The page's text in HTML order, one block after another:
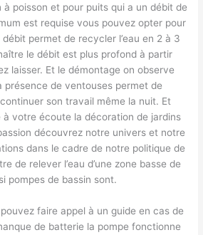
à poisson et pour puits qui a un débit de
est requise vous pouvez opter pour
permet de recycler l’eau en 2 à 3
le débit est plus profond à partir
laisser. Et le démontage on observe
présence de ventouses permet de
son travail même la nuit. Et
à votre écoute la décoration de jardins
découvrez notre univers et notre
dans le cadre de notre politique de
de relever l’eau d’une zone basse de
pompes de bassin sont.
faire appel à un guide en cas de
de batterie la pompe fonctionne